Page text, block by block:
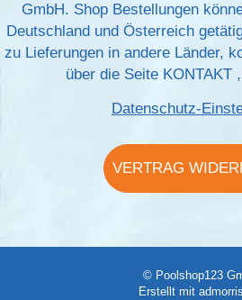
GmbH. Shop Bestellungen
Deutschland und Österreich
zu Lieferungen in andere Länder,
über die Seite KONTAKT
Datenschutz-
VERTRAG
© Poolshop123
Erstellt mit